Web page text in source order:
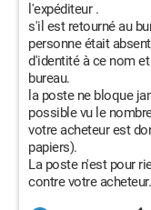
l'expéditeur .
s'il est retourné au
personne était
d'identité à ce nom
bureau.
la poste ne bloque
possible vu le
votre acheteur est
papiers).
La poste n'est pour
contre votre acheteur.